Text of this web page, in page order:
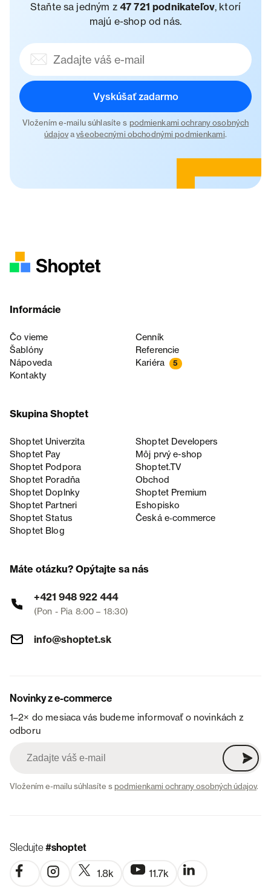
Staňte sa jedným z 47 721 podnikateľov, ktorí
majú e-shop od nás.
Vyskúšať zadarmo
Vložením e-mailu súhlasíte s podmienkami ochrany osobných
údajovavšeobecnými obchodnými podmienkami.
Informácie
Čo vieme
Cenník
Šablóny
Referencie
Nápoveda
Kariéra 5
Kontakty
Skupina Shoptet
Shoptet Univerzita
Shoptet Developers
Shoptet Pay
Môj prvý e-shop
Shoptet Podpora
Shoptet.TV
Shoptet Poradňa
Obchod
Shoptet Doplnky
Shoptet Premium
Shoptet Partneri
Eshopisko
Shoptet Status
Česká e‑commerce
Shoptet Blog
Máte otázku? Opýtajte sa nás
+421 948 922 444
(Pon - Pia 8:00 – 18:30)
info@shoptet.sk
Novinky z e-commerce
1–2× do mesiaca vás budeme informovať o novinkách z
odboru
Vložením e-mailu súhlasíte spodmienkami ochrany osobných údajov.
Sledujte#shoptet
1.8k 11.7k